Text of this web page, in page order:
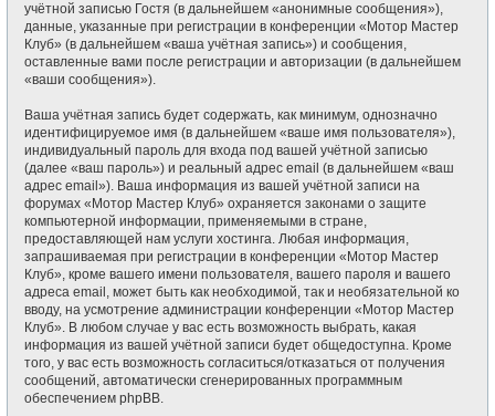
учётной записью Гостя (в дальнейшем «анонимные сообщения»),
данные, указанные при регистрации в конференции «Мотор Мастер
Клуб» (в дальнейшем «ваша учётная запись») и сообщения,
оставленные вами после регистрации и авторизации (в дальнейшем
«ваши сообщения»).
Ваша учётная запись будет содержать, как минимум, однозначно
идентифицируемое имя (в дальнейшем «ваше имя пользователя»),
индивидуальный пароль для входа под вашей учётной записью
(далее «ваш пароль») и реальный адрес email (в дальнейшем «ваш
адрес email»). Ваша информация из вашей учётной записи на
форумах «Мотор Мастер Клуб» охраняется законами о защите
компьютерной информации, применяемыми в стране,
предоставляющей нам услуги хостинга. Любая информация,
запрашиваемая при регистрации в конференции «Мотор Мастер
Клуб», кроме вашего имени пользователя, вашего пароля и вашего
адреса email, может быть как необходимой, так и необязательной ко
вводу, на усмотрение администрации конференции «Мотор Мастер
Клуб». В любом случае у вас есть возможность выбрать, какая
информация из вашей учётной записи будет общедоступна. Кроме
того, у вас есть возможность согласиться/отказаться от получения
сообщений, автоматически сгенерированных программным
обеспечением phpBB.